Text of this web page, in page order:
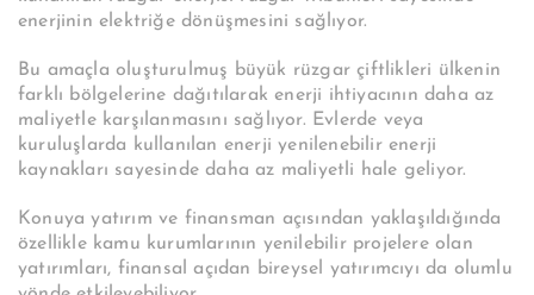
enerjinin elektriğe dönüşmesini sağlıyor.
Bu amaçla oluşturulmuş büyük rüzgar çiftlikleri ülkenin
farklı bölgelerine dağıtılarak enerji ihtiyacının daha az
maliyetle karşılanmasını sağlıyor. Evlerde veya
kuruluşlarda kullanılan enerji yenilenebilir enerji
kaynakları sayesinde daha az maliyetli hale geliyor.
Konuya yatırım ve finansman açısından yaklaşıldığında
özellikle kamu kurumlarının yenilebilir projelere olan
yatırımları, finansal açıdan bireysel yatırımcıyı da olumlu